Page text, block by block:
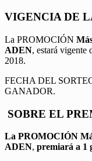
VIGENCIA DE
La PROMOCIÓN
ADEN, estará vigente
2018.
FECHA DEL
GANADOR.
SOBRE EL
La PROMOCIÓN
ADEN, premiará a 1